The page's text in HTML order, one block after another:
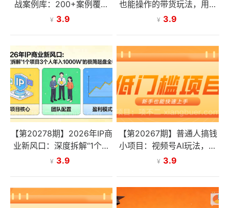
战案例库：200+案例覆盖
全行业，直接借鉴可复制的
¥ 3.9
也能操作的带货玩法，用这
个方法零门槛，轻松月入10
¥ 3.9
【第20278期】2026年IP商
业新风口：深度拆解“1个项
目3个人年入1000W”的极简
¥ 3.9
【第20267期】普通人搞钱
小项目：视频号AI玩法，轻
松制作10W+靠播放量月入
¥ 3.9